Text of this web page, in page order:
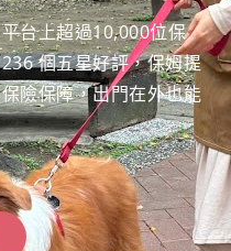
台上超過10,000位保
個五星好評，保姆提
險保障，出門在外也能